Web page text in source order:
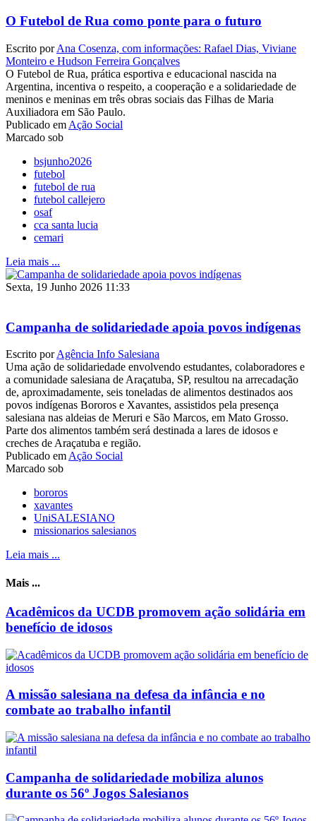
O Futebol de Rua como ponte para o futuro
Escrito porAna Cosenza, com informações: Rafael Dias, Viviane
Monteiro e Hudson Ferreira Gonçalves
O Futebol de Rua, prática esportiva e educacional nascida na
Argentina, incentiva o respeito, a cooperação e a solidariedade de
meninos e meninas em três obras sociais das Filhas de Maria
Auxiliadora em São Paulo.
Publicado em Ação Social
Marcado sob
bsjunho2026
futebol
futebol de rua
futebol callejero
osaf
cca santa lucia
cemari
Leia mais ...
Sexta, 19 Junho 2026 11:33
Campanha de solidariedade apoia povos indígenas
Escrito porAgência Info Salesiana
Uma ação de solidariedade envolvendo estudantes, colaboradores e
a comunidade salesiana de Araçatuba, SP, resultou na arrecadação
de, aproximadamente, seis toneladas de alimentos destinados aos
povos indígenas Bororos e Xavantes, assistidos pela presença
salesiana nas aldeias de Meruri e São Marcos, em Mato Grosso.
Parte dos alimentos também será destinada a lares de idosos e
creches de Araçatuba e região.
Publicado em Ação Social
Marcado sob
bororos
xavantes
UniSALESIANO
missionarios salesianos
Leia mais ...
Mais ...
Acadêmicos da UCDB promovem ação solidária em
benefício de idosos
A missão salesiana na defesa da infância e no
combate ao trabalho infantil
Campanha de solidariedade mobiliza alunos
durante os 56º Jogos Salesianos